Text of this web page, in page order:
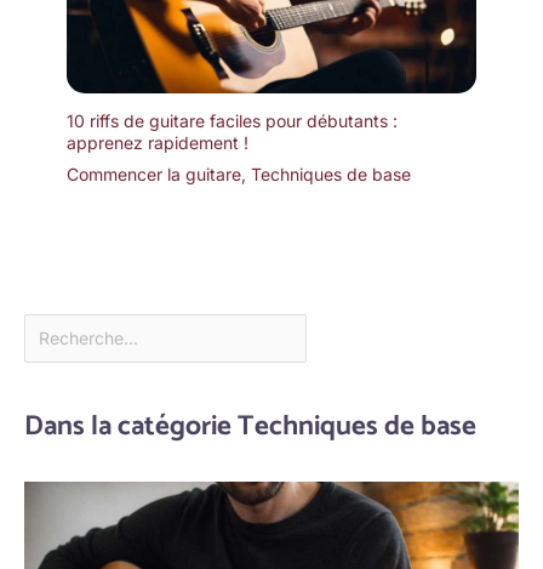
10 riffs de guitare faciles pour débutants :
apprenez rapidement !
Commencer la guitare, Techniques de base
Dans la catégorie Techniques de base